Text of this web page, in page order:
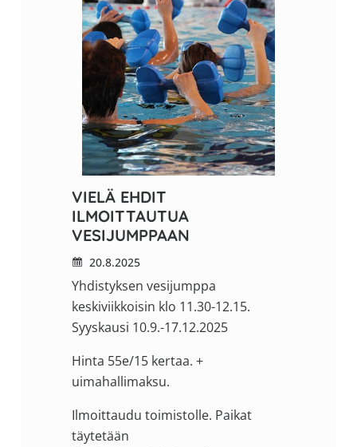
VIELÄ EHDIT
ILMOITTAUTUA
VESIJUMPPAAN
20.8.2025
Yhdistyksen vesijumppa
keskiviikkoisin klo 11.30-12.15.
Syyskausi 10.9.-17.12.2025
Hinta 55e/15 kertaa. +
uimahallimaksu.
Ilmoittaudu toimistolle. Paikat
täytetään